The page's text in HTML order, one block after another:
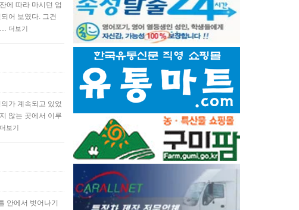
에 따라 마시던 엄
어 보였다. 그건
… 더보기
가 계속되고 있었
않는 곳에서 이루
더보기
안에서 벗어나기